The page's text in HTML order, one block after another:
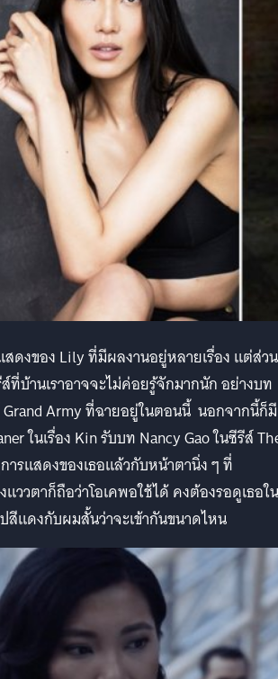
ดงของ Lily ที่มีผลงานอยู่หลายเรื่อง แต่ส่วน
ที่บ้านเราอาจจะไม่ค่อยรู้จักมากนัก อย่างบท
Grand Army ที่ฉายอยู่ในตอนนี้ นอกจากนี้ก็มี
ในเรื่อง Kin รับบท Nancy Gao ในซีรีส์
ารแสดงของเธอแล้วกับหน้าตานิ่ง ๆ ที่
ววตาก็ถือว่าโอเคพอใช้ได้ คงต้องรอดูเธอใน
สีแดงกับผมสั้นว่าจะเข้ากันขนาดไหน